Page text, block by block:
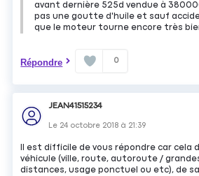
avant dernière 525d vendue à
pas une goutte d'huile et sauf
que le moteur tourne encore très
Répondre 0
JEAN41515234
Le 24 octobre 2018 à 21:39
Il est difficile de vous répondre car cela
véhicule (ville, route, autoroute /
distances, usage ponctuel ou etc), de